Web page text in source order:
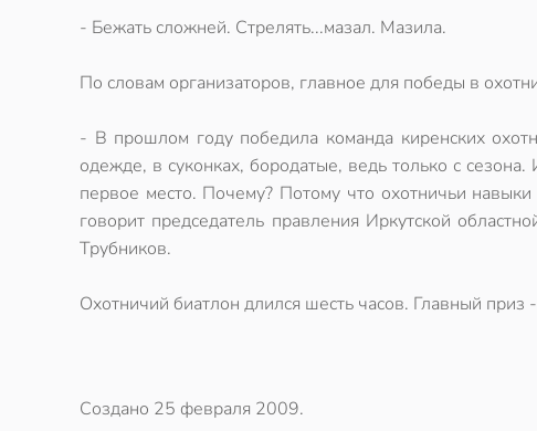
- Бежать сложней. Стрелять...мазал. Мазила.
По словам организаторов, главное для победы в
- В прошлом году победила команда киренских
одежде, в суконках, бородатые, ведь только с
первое место. Почему? Потому что охотничьи
говорит председатель правления Иркутской
Трубников.
Охотничий биатлон длился шесть часов. Главный
Создано 25 февраля 2009.